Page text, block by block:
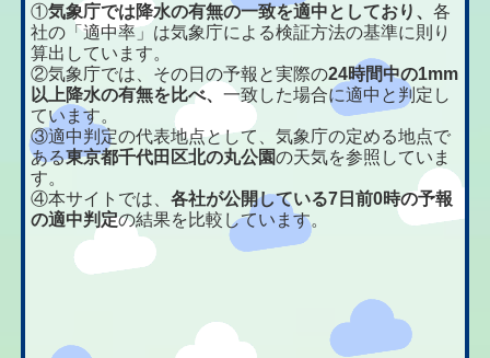
①気象庁では降水の有無の一致を適中としており、各
社の「適中率」は気象庁による検証方法の基準に則り
算出しています。
②気象庁では、その日の予報と実際の24時間中の1mm
以上降水の有無を比べ、一致した場合に適中と判定し
ています。
③適中判定の代表地点として、気象庁の定める地点で
ある東京都千代田区北の丸公園の天気を参照していま
す。
④本サイトでは、各社が公開している7日前0時の予報
の適中判定の結果を比較しています。